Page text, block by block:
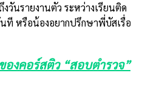
นรายงานตัว ระหว่างเรียนติด
หรือน้องอยากปรึกษาพี่บัสเรื่อ
องคอร์สติว “สอบตำรวจ”